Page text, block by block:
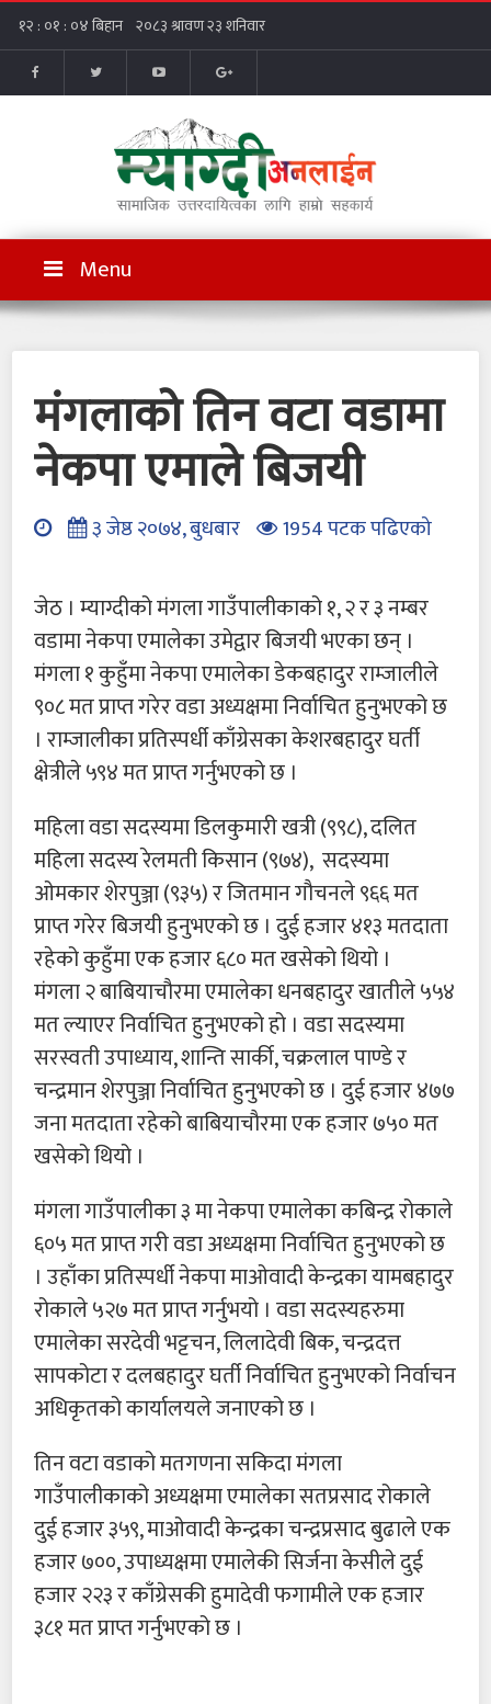
Menu
मंगलाको तिन वटा वडामा
नेकपा एमाले बिजयी
३ जेष्ठ २०७४, बुधबार 1954 पटक पढिएको
जेठ । म्याग्दीको मंगला गाउँपालीकाको १, २ र ३ नम्बर
वडामा नेकपा एमालेका उमेद्वार बिजयी भएका छन् ।
मंगला १ कुहुँमा नेकपा एमालेका डेकबहादुर राम्जालीले
९०८ मत प्राप्त गरेर वडा अध्यक्षमा निर्वाचित हुनुभएको छ
। राम्जालीका प्रतिस्पर्धी काँग्रेसका केशरबहादुर घर्ती
क्षेत्रीले ५९४ मत प्राप्त गर्नुभएको छ ।
महिला वडा सदस्यमा डिलकुमारी खत्री (९९८), दलित
महिला सदस्य रेलमती किसान (९७४), सदस्यमा
ओमकार शेरपुञ्जा (९३५) र जितमान गौचनले ९६६ मत
प्राप्त गरेर बिजयी हुनुभएको छ । दुई हजार ४१३ मतदाता
रहेको कुहुँमा एक हजार ६८० मत खसेको थियो ।
मंगला २ बाबियाचौरमा एमालेका धनबहादुर खातीले ५५४
मत ल्याएर निर्वाचित हुनुभएको हो । वडा सदस्यमा
सरस्वती उपाध्याय, शान्ति सार्की, चक्रलाल पाण्डे र
चन्द्रमान शेरपुञ्जा निर्वाचित हुनुभएको छ । दुई हजार ४७७
जना मतदाता रहेको बाबियाचौरमा एक हजार ७५० मत
खसेको थियो ।
मंगला गाउँपालीका ३ मा नेकपा एमालेका कबिन्द्र रोकाले
६०५ मत प्राप्त गरी वडा अध्यक्षमा निर्वाचित हुनुभएको छ
। उहाँका प्रतिस्पर्धी नेकपा माओवादी केन्द्रका यामबहादुर
रोकाले ५२७ मत प्राप्त गर्नुभयो । वडा सदस्यहरुमा
एमालेका सरदेवी भट्टचन, लिलादेवी बिक, चन्द्रदत्त
सापकोटा र दलबहादुर घर्ती निर्वाचित हुनुभएको निर्वाचन
अधिकृतको कार्यालयले जनाएको छ ।
तिन वटा वडाको मतगणना सकिदा मंगला
गाउँपालीकाको अध्यक्षमा एमालेका सतप्रसाद रोकाले
दुई हजार ३५९, माओवादी केन्द्रका चन्द्रप्रसाद बुढाले एक
हजार ७००, उपाध्यक्षमा एमालेकी सिर्जना केसीले दुई
हजार २२३ र काँग्रेसकी हुमादेवी फगामीले एक हजार
३८१ मत प्राप्त गर्नुभएको छ ।